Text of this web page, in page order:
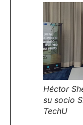
Héctor
su socio
TechU